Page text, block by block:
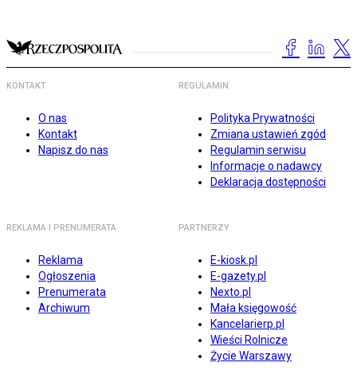
KONTAKT
O nas
Kontakt
Napisz do nas
REGULAMIN
Polityka Prywatności
Zmiana ustawień zgód
Regulamin serwisu
Informacje o nadawcy
Deklaracja dostępności
REKLAMA I PRENUMERATA
Reklama
Ogłoszenia
Prenumerata
Archiwum
PARTNERZY
E-kiosk.pl
E-gazety.pl
Nexto.pl
Mała księgowość
Kancelarierp.pl
Wieści Rolnicze
Życie Warszawy